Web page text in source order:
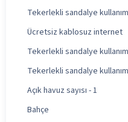
Tekerlekli sandalye
Ücretsiz kablosuz internet
Tekerlekli sandalye
Tekerlekli sandalye
Açık havuz sayısı - 1
Bahçe